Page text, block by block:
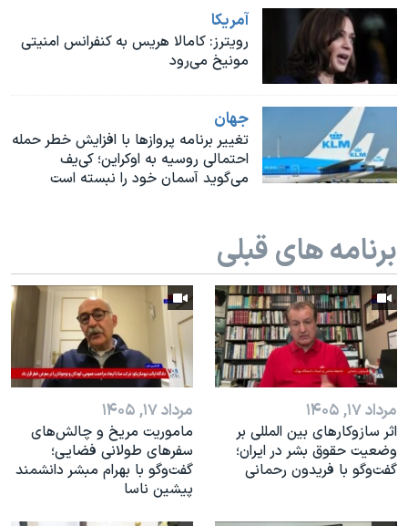
نرگس محمدی برنده جایزه نوبل صلح
همایش محافظه‌کاران آمریکا «سی‌پک»
سفر پرزیدنت ترامپ به چین
آمريکا
رویترز: کامالا هریس به کنفرانس امنیتی
مونیخ می‌رود
جهان
تغییر برنامه پروازها با افزایش خطر حمله
احتمالی روسیه به اوکراین؛ کی‌یف
می‌گوید آسمان خود را نبسته است
برنامه های قبلی
مرداد ۱۷, ۱۴۰۵
اثر ساز‌و‌کارهای بین المللی بر
وضعیت حقوق بشر در ایران؛
گفت‌وگو با فریدون رحمانی
مرداد ۱۷, ۱۴۰۵
ماموریت مریخ و چالش‌های
سفرهای طولانی فضایی؛
گفت‌وگو با بهرام مبشر دانشمند
پیشین ناسا